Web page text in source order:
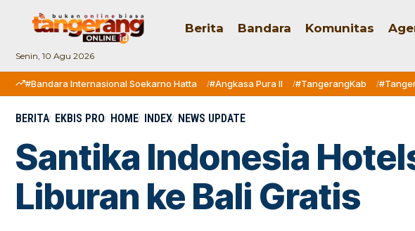
Senin, 10 Agu 2026
Berita Bandara Komunitas
#Bandara Internasional Soekarno Hatta #Angkasa Pura II #TangerangKab
BERITA EKBIS PRO HOME INDEX NEWS UPDATE
Santika Indonesia
Liburan ke Bali Gratis